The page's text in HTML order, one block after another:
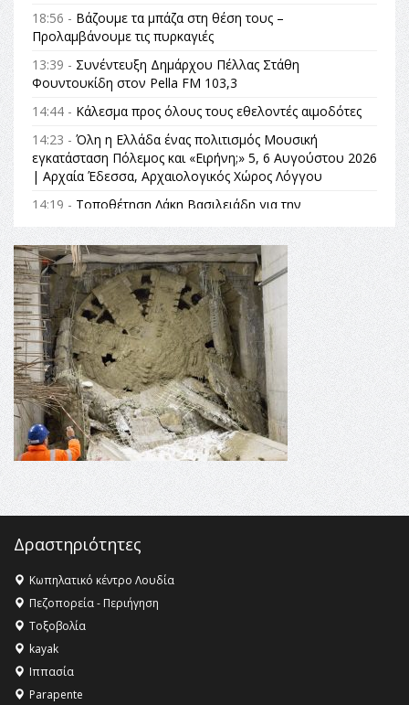
18:56 - Βάζουμε τα μπάζα στη θέση τους –
Προλαμβάνουμε τις πυρκαγιές
13:39 - Συνέντευξη Δημάρχου Πέλλας Στάθη
Φουντουκίδη στον Pella FM 103,3
14:44 - Κάλεσμα προς όλους τους εθελοντές αιμοδότες
14:23 - Όλη η Ελλάδα ένας πολιτισμός Μουσική
εγκατάσταση Πόλεμος και «Ειρήνη;» 5, 6 Αυγούστου 2026
| Αρχαία Έδεσσα, Αρχαιολογικός Χώρος Λόγγου
14:19 - Τοποθέτηση Λάκη Βασιλειάδη για την
Αναθεώρηση του Συντάγματος: «Σε τέτοιες κορυφαίες
θεσμικές διαδικασίες υπάρχει μόνο η ευθύνη απέναντι
στις επόμενες γενιές»
16:35 -Το πρόγραμμα του ΠΑΟΚ στον δεύτερο γύρο του
Champions League!
16:27 -Όλυμπος: Εντάχθηκε στον Κατάλογο Παγκόσμιας
Κληρονομιάς της UNESCO – Ομόφωνη η απόφαση Ο
Όλυμπος αναγνωρίστηκε ως φυσικό και πολιτιστικό
αγαθό εξέχουσας οικουμενικής αξίας για την
ανθρωπότητα
16:18 -ΕΝΟΡΙΑΚΕΣ ΚΑΛΟΚΑΙΡΙΝΕΣ ΔΡΑΣΕΙΣ ΓΙΑ ΠΑΙΔΙΑ
ΣΤΗΝ ΕΔΕΣΣΑ
Δραστηριότητες
Κωπηλατικό κέντρο Λουδία
Πεζοπορεία - Περιήγηση
Τοξοβολία
kayak
Ιππασία
Parapente